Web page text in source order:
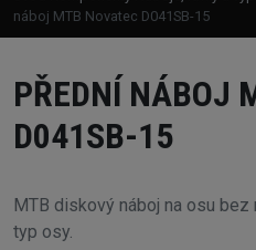
náboj MTB Novatec D041SB-15
PŘEDNÍ NÁBOJ
D041SB-15
MTB diskový náboj na osu
typ osy.